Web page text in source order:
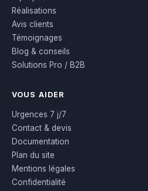
Réalisations
Avis clients
Témoignages
Blog & conseils
Solutions Pro / B2B
VOUS AIDER
Urgences 7 j/7
Contact & devis
Documentation
Plan du site
Mentions légales
Confidentialité